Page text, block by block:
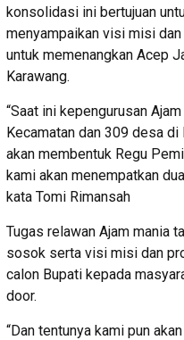
konsolidasi ini bertujuan
menyampaikan visi misi
untuk memenangkan Acep
Karawang.
“Saat ini kepengurusan
Kecamatan dan 309 desa
akan membentuk Regu
kami akan menempatkan
kata Tomi Rimansah
Tugas relawan Ajam mania
sosok serta visi misi dan
calon Bupati kepada
door.
“Dan tentunya kami pun